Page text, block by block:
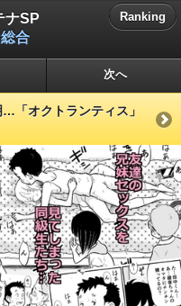
ナSP
総合
Ranking
次へ
「オクトランティス」